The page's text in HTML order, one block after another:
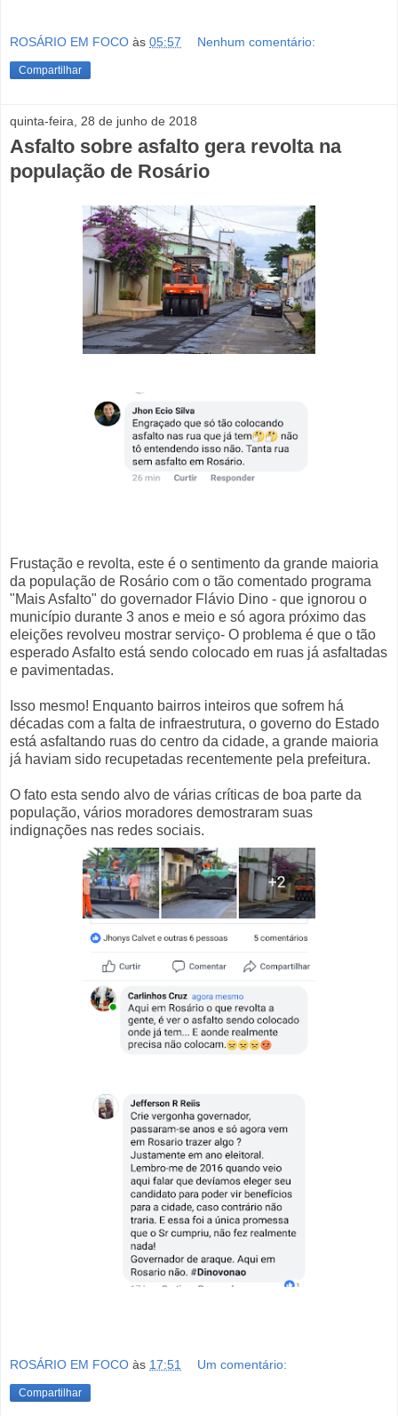
ROSÁRIO EM FOCO às 05:57 Nenhum comentário:
Compartilhar
quinta-feira, 28 de junho de 2018
Asfalto sobre asfalto gera revolta na
população de Rosário
Frustação e revolta, este é o sentimento da grande maioria
da população de Rosário com o tão comentado programa
"Mais Asfalto" do governador Flávio Dino - que ignorou o
município durante 3 anos e meio e só agora próximo das
eleições revolveu mostrar serviço- O problema é que o tão
esperado Asfalto está sendo colocado em ruas já asfaltadas
e pavimentadas.
Isso mesmo! Enquanto bairros inteiros que sofrem há
décadas com a falta de infraestrutura, o governo do Estado
está asfaltando ruas do centro da cidade, a grande maioria
já haviam sido recupetadas recentemente pela prefeitura.
O fato esta sendo alvo de várias críticas de boa parte da
população, vários moradores demostraram suas
indignações nas redes sociais.
ROSÁRIO EM FOCO às 17:51 Um comentário:
Compartilhar